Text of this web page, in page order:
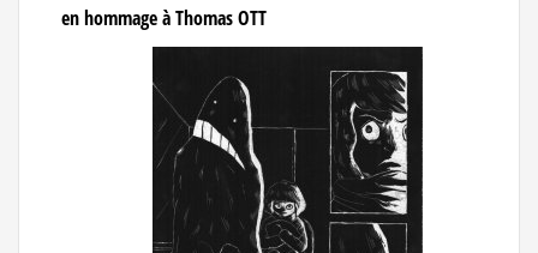
en hommage à Thomas OTT